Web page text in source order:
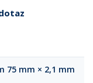
75 mm × 2,1 mm